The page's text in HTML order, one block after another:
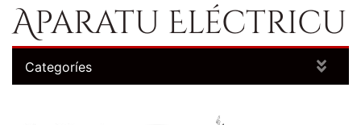
Aparatu Eléctricu
Categoríes